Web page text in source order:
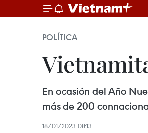
POLÍTICA
En ocasión del Año
más de 200
18/01/2023 08:13